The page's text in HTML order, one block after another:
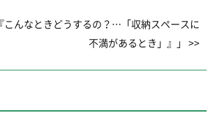
こんなときどうするの？…「収納スペースに
不満があるとき」』」 >>